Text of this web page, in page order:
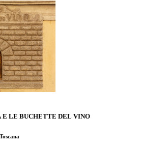
LE BUCHETTE DEL VINO